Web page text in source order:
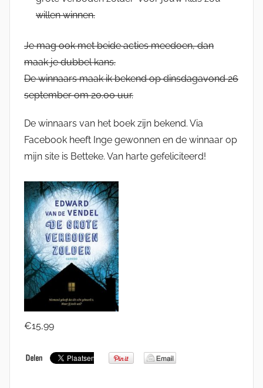
willen winnen.
Je mag ook met beide acties meedoen, dan
maak je dubbel kans.
De winnaars maak ik bekend op dinsdagavond 26
september om 20.00 uur.
De winnaars van het boek zijn bekend. Via
Facebook heeft Inge gewonnen en de winnaar op
mijn site is Betteke. Van harte gefeliciteerd!
€15,99